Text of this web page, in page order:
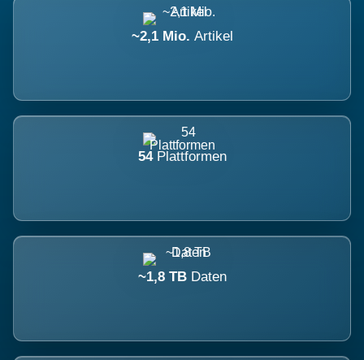
~2,1 Mio. Artikel
54 Plattformen
~1,8 TB Daten